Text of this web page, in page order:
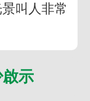
叫人非常
示